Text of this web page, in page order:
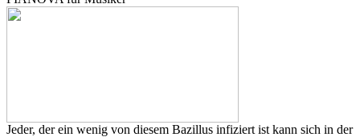
Jeder, der ein wenig von diesem Bazillus infiziert ist kann sich in der